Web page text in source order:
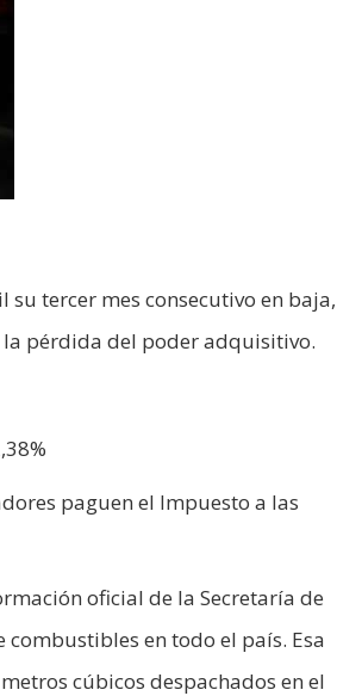
tercer mes consecutivo en baja,
pérdida del poder adquisitivo.
paguen el Impuesto a las
oficial de la Secretaría de
en todo el país. Esa
cúbicos despachados en el